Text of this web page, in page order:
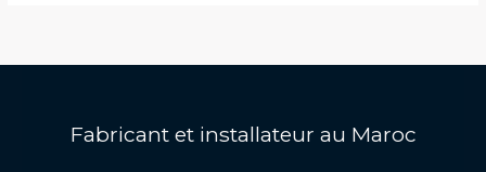
Fabricant et installateur au Maroc